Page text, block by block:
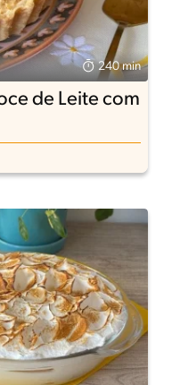
240 min
de Leite com